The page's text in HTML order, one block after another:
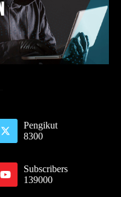
Pengikut
8300
Subscribers
139000